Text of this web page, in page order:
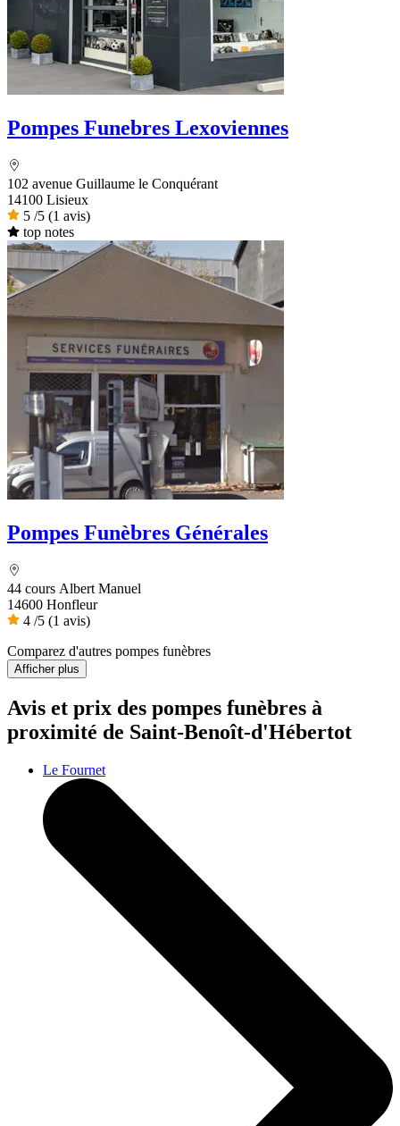
Pompes Funebres Lexoviennes
102 avenue Guillaume le Conquérant
14100 Lisieux
5 /5 (1 avis)
top notes
Pompes Funèbres Générales
44 cours Albert Manuel
14600 Honfleur
4 /5 (1 avis)
Comparez d'autres pompes funèbres
Afficher plus
Avis et prix des pompes funèbres à
proximité de Saint-Benoît-d'Hébertot
Le Fournet